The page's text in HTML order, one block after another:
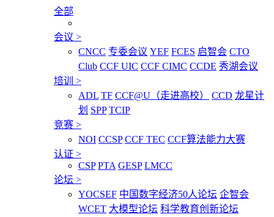
全部
会议 >
CNCC 专委会议 YEF FCES 启智会 CTO
Club CCF UIC CCF CIMC CCDE 秀湖会议
培训 >
ADL TF CCF@U（走进高校） CCD 龙星计
划 SPP TCIP
竞赛 >
NOI CCSP CCF TEC CCF算法能力大赛
认证 >
CSP PTA GESP LMCC
论坛 >
YOCSEF 中国数字经济50人论坛 企智会
WCET 大模型论坛 科学教育创新论坛